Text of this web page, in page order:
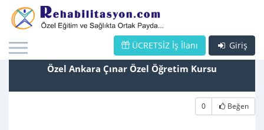
Giriş
ÜCRETSİZ İş İlanı
Özel Ankara Çınar Özel Öğretim Kursu
0 Beğen